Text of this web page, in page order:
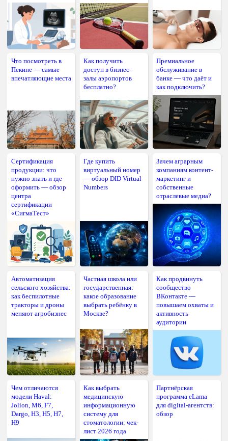
Что посмотреть в
Пекине — самые
впечатляющие места
Как получить
доступ в бизнес-
залы аэропортов
бесплатно?
Премиальное
обслуживание в
банке — что даёт и
как подключить?
Сертификация
продукции: что
нужно знать и где
оформить — обзор
центра
сертификации
«СигмаТест»
Где купить
виртуальный номер
— обзор DID Virtual
Numbers
Зачем аграрным
компаниям контент-
маркетинг и
собственные
отраслевые медиа?
Автоматизация
сельского хозяйства:
как беспилотные
тракторы и дроны
меняют агробизнес
Частная школа или
государственная:
какое образование
выбрать ребёнку в
Москве?
Как продвинуть
сообщество
ВКонтакте —
повышаем охваты и
активность
аудитории
Чем отличаются
модели Haval:
Jolion, M6, F7,
Dargo, H3, H5, H7,
H9
Как выбрать
медицинскую
информационную
систему для
стоматологии: чек-
лист 2026 года
Партнёрская
программа eLama
для digital-агентств:
обзор